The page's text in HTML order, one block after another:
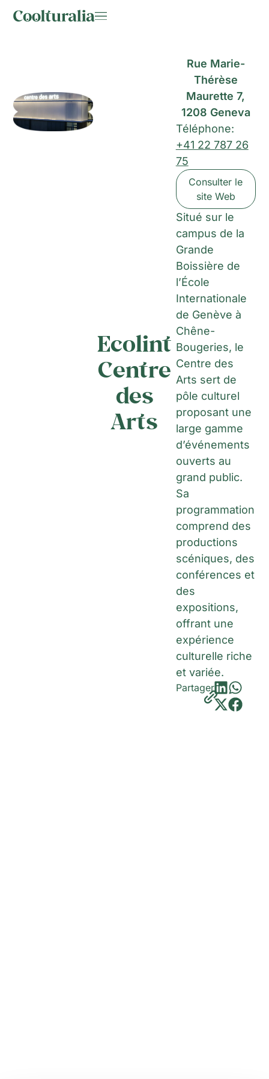
Ecolint
Centre
des
Arts
Situé sur le
campus de la
Grande
Boissière de
l’École
Internationale
de Genève à
Chêne-
Bougeries, le
Centre des
Arts sert de
pôle culturel
proposant une
large gamme
d’événements
ouverts au
grand public.
Sa
programmation
comprend des
productions
scéniques, des
conférences et
des
expositions,
offrant une
expérience
culturelle riche
et variée.
Rue Marie-
Thérèse
Maurette 7,
1208 Geneva
Téléphone:
+41 22 787 26
75
Consulter le
site Web
Partager